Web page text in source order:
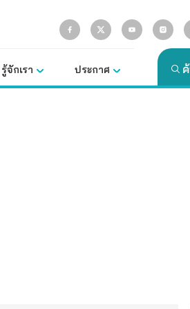
รู้จักเรา ประกาศ